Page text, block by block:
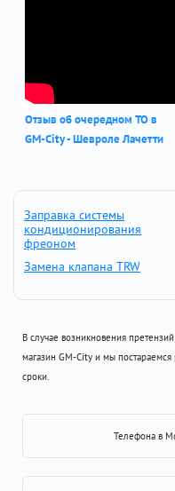
Отзыв об очередном ТО в
GM-City - Шевроле Лачетти
Заправка системы
кондиционирования
фреоном
Замена клапана TRW
В случае возникновения
магазин GM-City и мы
сроки.
Телефона в